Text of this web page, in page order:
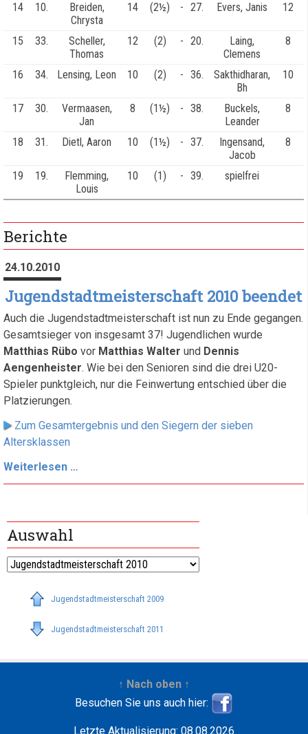
14 10.
Breiden,
Chrysta
14 (2½) - 27. Evers, Janis 12
15 33.
Scheller,
Thomas
12 (2) - 20.
Laing,
Clemens
8
16 34. Lensing, Leon 10 (2) - 36.
Sakthidharan,
Bh
10
17 30.
Vermaasen,
Jan
8 (1½) - 38.
Buckels,
Leander
8
18 31. Dietl, Aaron 10 (1½) - 37.
Ingensand,
Jacob
8
19 19.
Flemming,
Louis
10 (1) - 39. spielfrei
Berichte
24.10.2010
Jugendstadtmeisterschaft 2010 beendet
Auch die Jugendstadtmeisterschaft ist nun zu Ende gegangen.
Gesamtsieger von insgesamt 37! Jugendlichen wurde
Matthias Rübo vor Matthias Walter und Dennis
Aengenheister. Wie bei den Senioren sind die drei U20-
Spieler punktgleich, nur die Feinwertung entschied über die
Platzierungen.
Zum Gesamtergebnis und den Siegern der sieben
Altersklassen
Weiterlesen …
2010
Auswahl
Jugendstadtmeisterschaft 2009
Jugendstadtmeisterschaft 2011
↑ Nach oben ↑
Besuchen Sie uns auch hier:
Letzte Aktualisierung: 08.08.2026